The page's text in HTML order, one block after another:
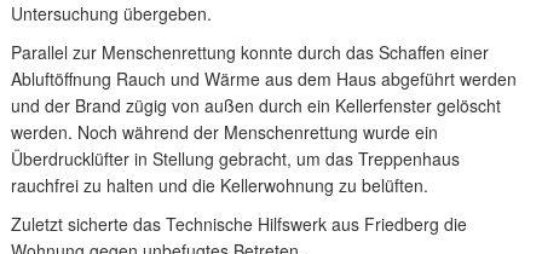
Untersuchung übergeben.
Parallel zur Menschenrettung konnte durch das Schaffen einer
Abluftöffnung Rauch und Wärme aus dem Haus abgeführt werden
und der Brand zügig von außen durch ein Kellerfenster gelöscht
werden. Noch während der Menschenrettung wurde ein
Überdrucklüfter in Stellung gebracht, um das Treppenhaus
rauchfrei zu halten und die Kellerwohnung zu belüften.
Zuletzt sicherte das Technische Hilfswerk aus Friedberg die